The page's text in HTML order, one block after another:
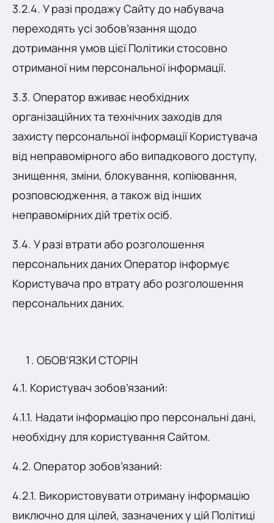
3.2.4. У разі продажу Сайту до набувача
переходять усі зобов’язання щодо
дотримання умов цієї Політики стосовно
отриманої ним персональної інформації.
3.3. Оператор вживає необхідних
організаційних та технічних заходів для
захисту персональної інформації Користувача
від неправомірного або випадкового доступу,
знищення, зміни, блокування, копіювання,
розповсюдження, а також від інших
неправомірних дій третіх осіб.
3.4. У разі втрати або розголошення
персональних даних Оператор інформує
Користувача про втрату або розголошення
персональних даних.
ОБОВ’ЯЗКИ СТОРІН
4.1. Користувач зобов’язаний:
4.1.1. Надати інформацію про персональні дані,
необхідну для користування Сайтом.
4.2. Оператор зобов’язаний:
4.2.1. Використовувати отриману інформацію
виключно для цілей, зазначених у цій Політиці